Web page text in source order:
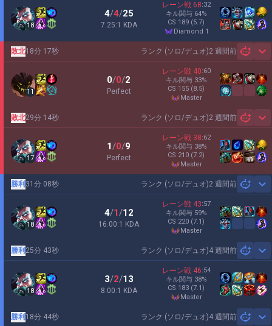
18
4/4/25
7.25:1 KDA
レーン戦 68:32
キル関与 64%
CS 189 (5.7)
diamond 1
ランク (ソロ/デュオ)2 週間前
敗北18分 17秒
11
0/0/2
Perfect
レーン戦 40:60
キル関与 33%
CS 155 (8.5)
master
ランク (ソロ/デュオ)2 週間前
敗北29分 14秒
17
1/0/9
Perfect
レーン戦 38:62
キル関与 38%
CS 210 (7.2)
master
ランク (ソロ/デュオ)2 週間前
勝利 31分 08秒
18
4/1/12
16.00:1 KDA
レーン戦 43:57
キル関与 59%
CS 220 (7.1)
master
ランク (ソロ/デュオ)4 週間前
勝利 25分 43秒
18
3/2/13
8.00:1 KDA
レーン戦 46:54
キル関与 38%
CS 183 (7.1)
master
ランク (ソロ/デュオ)4 週間前
勝利 18分 44秒